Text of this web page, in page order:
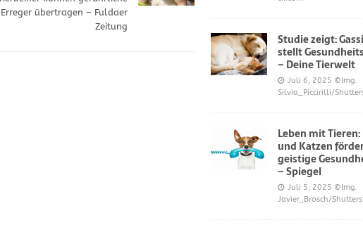
Erreger übertragen – Fuldaer
Zeitung
Studie zeigt:
stellt
– Deine Tierwelt
Juli 6, 2025 ©Img.
Silvia_Piccirilli/
Leben mit
und Katzen
geistige
– Spiegel
Juli 5, 2025 ©Img.
Javier_Brosch/